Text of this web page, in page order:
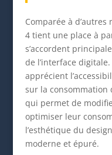
Comparée à
4 tient une place à
s’accordent
de l’interface
apprécient
sur la consommation
qui permet de
optimiser leur
l’esthétique du
moderne et épuré.